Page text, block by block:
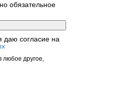
обязательное
даю согласие на
любое другое,